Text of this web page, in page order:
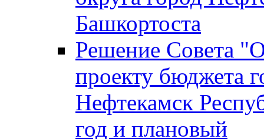
Башкортоста
Решение Совета
проекту бюджета
Нефтекамск
год и плановый